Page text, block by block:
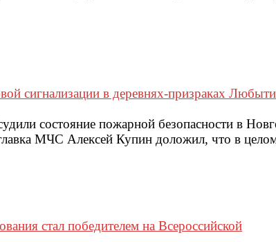
сигнализации в деревнях-призраках
состояние пожарной безопасности в
МЧС Алексей Купин доложил, что в
стал победителем на Всероссийской